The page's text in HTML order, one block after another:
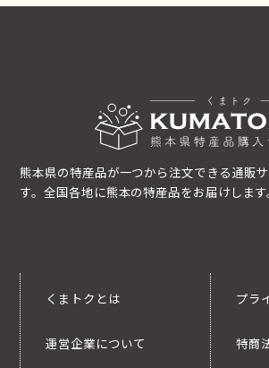
熊本県の特産品が一つから注文できる通販
す。全国各地に熊本の特産品をお届けします
くまトクとは
運営企業について
プラ
特商